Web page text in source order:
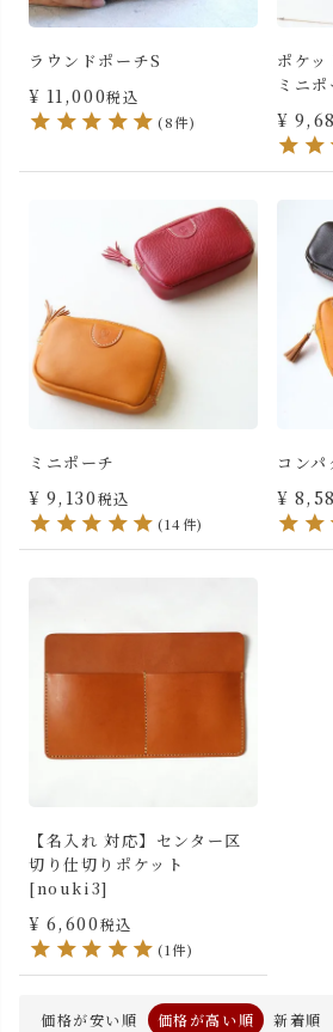
ラウンドポーチS
¥ 11,000税込
(8件)
ポケ
ミニポ
¥
ミニポーチ
¥ 9,130税込
(14件)
コン
¥
【名入れ 対応】センター区
切り仕切りポケット
[nouki3]
¥ 6,600税込
(1件)
価格が安い順 価格が高い順 新着順